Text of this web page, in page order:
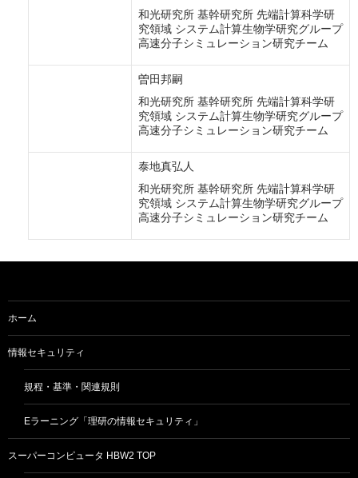
和光研究所 基幹研究所 先端計算科学研
究領域 システム計算生物学研究グループ
高速分子シミュレーション研究チーム
曽田邦嗣
和光研究所 基幹研究所 先端計算科学研
究領域 システム計算生物学研究グループ
高速分子シミュレーション研究チーム
泰地真弘人
和光研究所 基幹研究所 先端計算科学研
究領域 システム計算生物学研究グループ
高速分子シミュレーション研究チーム
ホーム
情報セキュリティ
規程・基準・関連規則
Eラーニング「理研の情報セキュリティ」
スーパーコンピュータ HBW2 TOP